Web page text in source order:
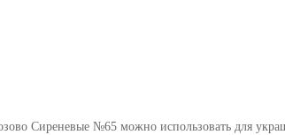
Сиреневые №65 можно использовать для